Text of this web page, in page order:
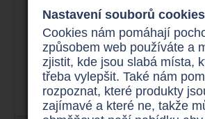
Extra teplá přikrývka a
Set Thermo
Nastavení souborů cookies
Cookies nám pomáhají
způsobem web používáte a
zjistit, kde jsou slabá místa,
třeba vylepšit. Také nám
rozpoznat, které produkty
zajímavé a které ne, takže